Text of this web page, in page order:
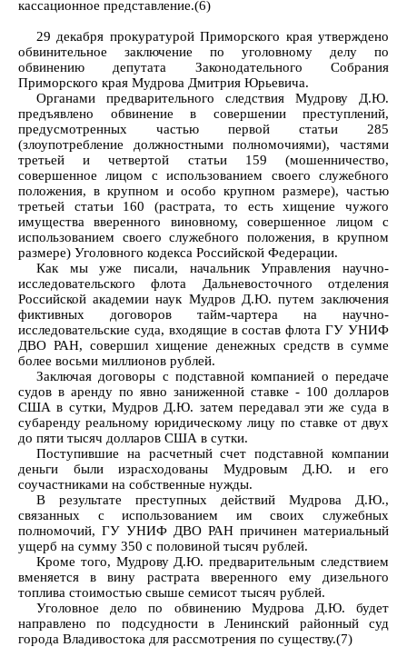
кассационное представление.(6)
29 декабря прокуратурой Приморского края утверждено
обвинительное заключение по уголовному делу по
обвинению депутата Законодательного Собрания
Приморского края Мудрова Дмитрия Юрьевича.
Органами предварительного следствия Мудрову Д.Ю.
предъявлено обвинение в совершении преступлений,
предусмотренных частью первой статьи 285
(злоупотребление должностными полномочиями), частями
третьей и четвертой статьи 159 (мошенничество,
совершенное лицом с использованием своего служебного
положения, в крупном и особо крупном размере), частью
третьей статьи 160 (растрата, то есть хищение чужого
имущества вверенного виновному, совершенное лицом с
использованием своего служебного положения, в крупном
размере) Уголовного кодекса Российской Федерации.
Как мы уже писали, начальник Управления научно-
исследовательского флота Дальневосточного отделения
Российской академии наук Мудров Д.Ю. путем заключения
фиктивных договоров тайм-чартера на научно-
исследовательские суда, входящие в состав флота ГУ УНИФ
ДВО РАН, совершил хищение денежных средств в сумме
более восьми миллионов рублей.
Заключая договоры с подставной компанией о передаче
судов в аренду по явно заниженной ставке - 100 долларов
США в сутки, Мудров Д.Ю. затем передавал эти же суда в
субаренду реальному юридическому лицу по ставке от двух
до пяти тысяч долларов США в сутки.
Поступившие на расчетный счет подставной компании
деньги были израсходованы Мудровым Д.Ю. и его
соучастниками на собственные нужды.
В результате преступных действий Мудрова Д.Ю.,
связанных с использованием им своих служебных
полномочий, ГУ УНИФ ДВО РАН причинен материальный
ущерб на сумму 350 с половиной тысяч рублей.
Кроме того, Мудрову Д.Ю. предварительным следствием
вменяется в вину растрата вверенного ему дизельного
топлива стоимостью свыше семисот тысяч рублей.
Уголовное дело по обвинению Мудрова Д.Ю. будет
направлено по подсудности в Ленинский районный суд
города Владивостока для рассмотрения по существу.(7)